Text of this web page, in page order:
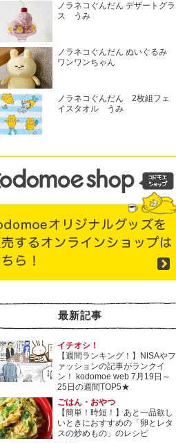
ノラネコぐんだん デザートグラ
ス うみ
ノラネコぐんだん ぬいぐるみ
ワンワンちゃん
ノラネコぐんだん 2枚組フェ
イスタオル うみ
最新記事
イチオシ！
【週間ランキング！】NISAやフ
ァッションの記事がランクイ
ン！ kodomoe web 7月19日～
25日の週間TOP5★
ごはん・おやつ
【簡単！時短！】あと一品欲し
いときにおすすめの「卵とレタ
スの炒めもの」のレシピ